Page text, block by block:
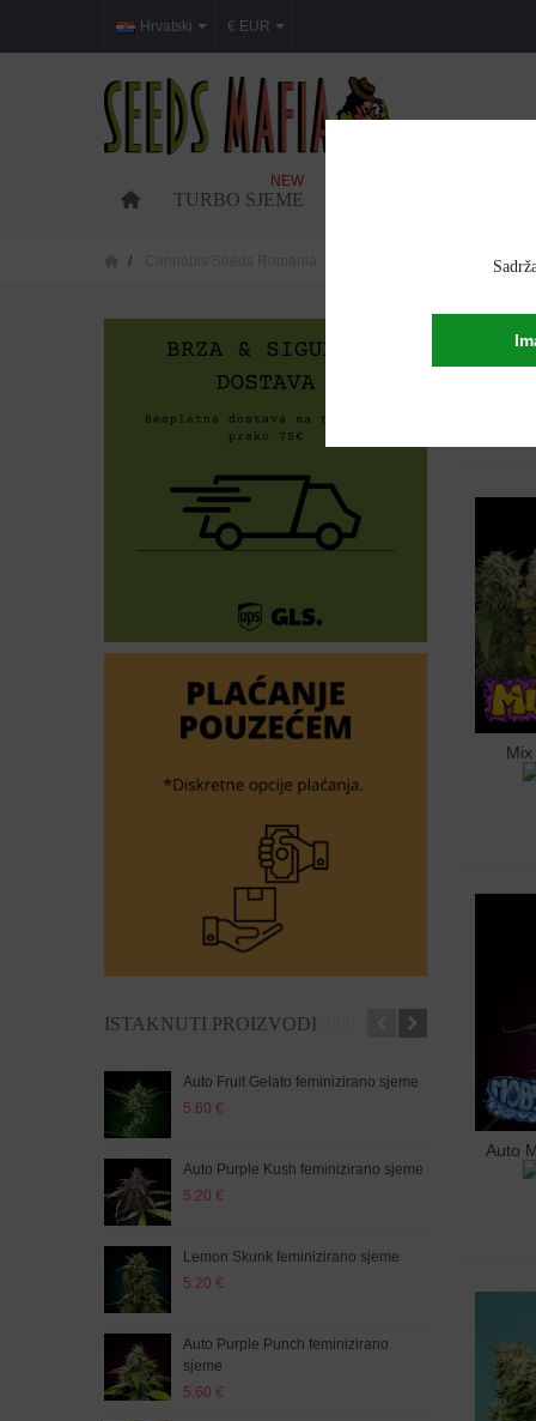
Hrvatski € EUR
TURBO SJEME
NEW
FEMINIZIRANO
Cannabis seeds in Ilfov
ISTAKNUTI PROIZVODI
Auto Fruit Gelato feminizirano sjeme
5.60 €
Auto Purple Kush feminizirano sjeme
5.20 €
Lemon Skunk feminizirano sjeme
5.20 €
Auto Purple Punch feminizirano
sjeme
5.60 €
Auto